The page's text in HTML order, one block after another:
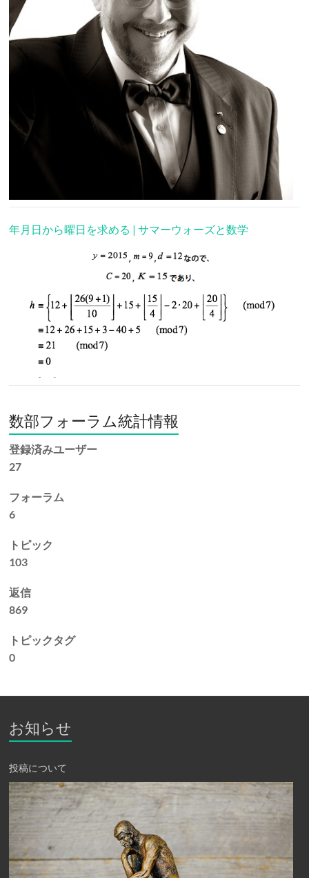
年月日から曜日を求める | サマーウォーズと数学
数部フォーラム統計情報
登録済みユーザー
27
フォーラム
6
トピック
103
返信
869
トピックタグ
0
お知らせ
投稿について